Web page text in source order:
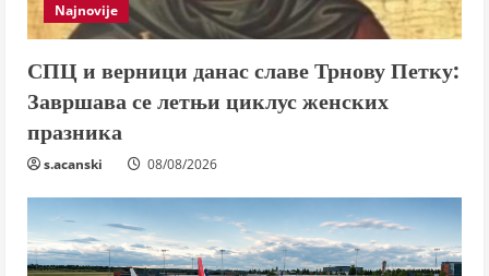
Najnovije
СПЦ и верници данас славе Трнову Петку:
Завршава се летњи циклус женских
празника
s.acanski 08/08/2026